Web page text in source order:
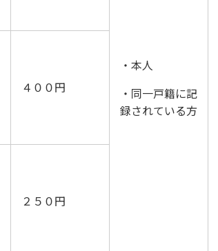
・本人
・同一戸籍に記
録されている方
４００円
２５０円